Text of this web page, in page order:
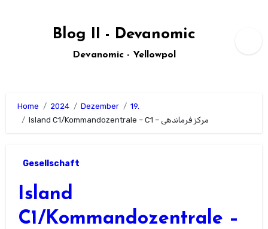
Blog II - Devanomic
Devanomic - Yellowpol
Home 2024 Dezember
19.
Island C1/Kommandozentrale – C1 – مرکز فرماندهی
Gesellschaft
Island
C1/Kommandozentrale –